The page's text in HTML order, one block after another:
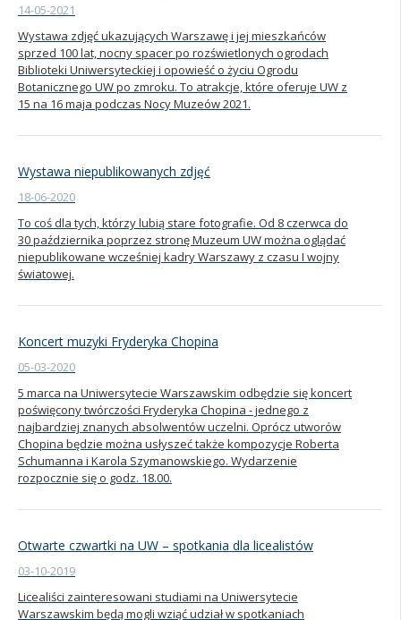
14-05-2021
Wystawa zdjęć ukazujących Warszawę i jej mieszkańców
sprzed 100 lat, nocny spacer po rozświetlonych ogrodach
Biblioteki Uniwersyteckiej i opowieść o życiu Ogrodu
Botanicznego UW po zmroku. To atrakcje, które oferuje UW z
15 na 16 maja podczas Nocy Muzeów 2021.
Wystawa niepublikowanych zdjęć
18-06-2020
To coś dla tych, którzy lubią stare fotografie. Od 8 czerwca do
30 października poprzez stronę Muzeum UW można oglądać
niepublikowane wcześniej kadry Warszawy z czasu I wojny
światowej.
Koncert muzyki Fryderyka Chopina
05-03-2020
5 marca na Uniwersytecie Warszawskim odbędzie się koncert
poświęcony twórczości Fryderyka Chopina - jednego z
najbardziej znanych absolwentów uczelni. Oprócz utworów
Chopina będzie można usłyszeć także kompozycje Roberta
Schumanna i Karola Szymanowskiego. Wydarzenie
rozpocznie się o godz. 18.00.
Otwarte czwartki na UW – spotkania dla licealistów
03-10-2019
Licealiści zainteresowani studiami na Uniwersytecie
Warszawskim będą mogli wziąć udział w spotkaniach